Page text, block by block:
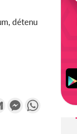
détenu
Gmail MessengerWhatsApp